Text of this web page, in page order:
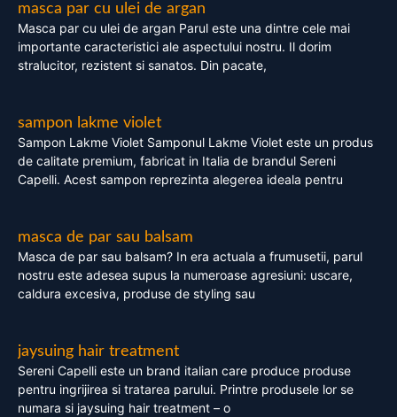
masca par cu ulei de argan
Masca par cu ulei de argan Parul este una dintre cele mai
importante caracteristici ale aspectului nostru. Il dorim
stralucitor, rezistent si sanatos. Din pacate,
sampon lakme violet
Sampon Lakme Violet Samponul Lakme Violet este un produs
de calitate premium, fabricat in Italia de brandul Sereni
Capelli. Acest sampon reprezinta alegerea ideala pentru
masca de par sau balsam
Masca de par sau balsam? In era actuala a frumusetii, parul
nostru este adesea supus la numeroase agresiuni: uscare,
caldura excesiva, produse de styling sau
jaysuing hair treatment
Sereni Capelli este un brand italian care produce produse
pentru ingrijirea si tratarea parului. Printre produsele lor se
numara si jaysuing hair treatment – o